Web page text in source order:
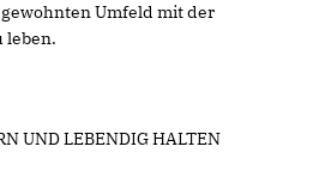
Umfeld mit der
leben.
UND LEBENDIG HALTEN